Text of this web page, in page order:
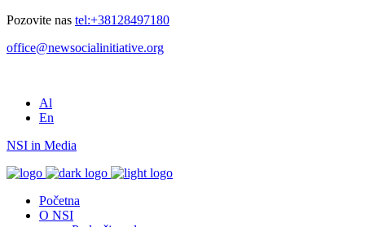
Pozovite nas tel:+38128497180
office@newsocialinitiative.org
Al
En
NSI in Media
Početna
O NSI